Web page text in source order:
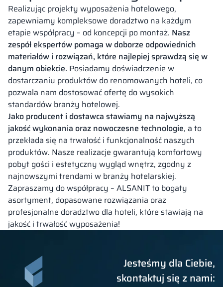
Realizując projekty wyposażenia hotelowego,
zapewniamy kompleksowe doradztwo na każdym
etapie współpracy – od koncepcji po montaż. Nasz
zespół ekspertów pomaga w doborze odpowiednich
materiałów i rozwiązań, które najlepiej sprawdzą się w
danym obiekcie. Posiadamy doświadczenie w
dostarczaniu produktów do renomowanych hoteli, co
pozwala nam dostosować ofertę do wysokich
standardów branży hotelowej.
Jako producent i dostawca stawiamy na najwyższą
jakość wykonania oraz nowoczesne technologie, a to
przekłada się na trwałość i funkcjonalność naszych
produktów. Nasze realizacje gwarantują komfortowy
pobyt gości i estetyczny wygląd wnętrz, zgodny z
najnowszymi trendami w branży hotelarskiej.
Zapraszamy do współpracy – ALSANIT to bogaty
asortyment, dopasowane rozwiązania oraz
profesjonalne doradztwo dla hoteli, które stawiają na
jakość i trwałość wyposażenia!
Jesteśmy dla Ciebie,
skontaktuj się z nami: